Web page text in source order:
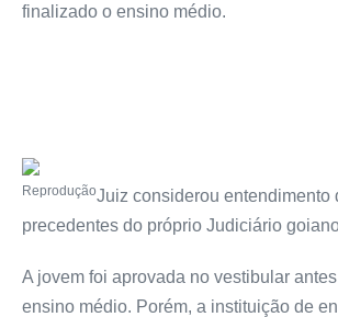
finalizado o ensino médio.
ReproduçãoJuiz considerou entendimento
precedentes do próprio Judiciário
A jovem foi aprovada no vestibular
ensino médio. Porém, a instituição de